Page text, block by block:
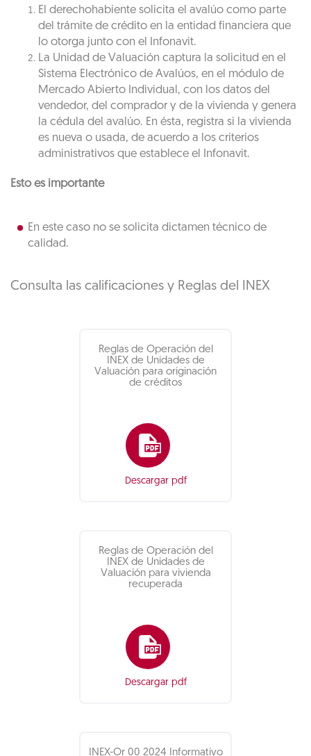
El derechohabiente solicita el avalúo como parte
del trámite de crédito en la entidad financiera que
lo otorga junto con el Infonavit.
La Unidad de Valuación captura la solicitud en el
Sistema Electrónico de Avalúos, en el módulo de
Mercado Abierto Individual, con los datos del
vendedor, del comprador y de la vivienda y genera
la cédula del avalúo. En ésta, registra si la vivienda
es nueva o usada, de acuerdo a los criterios
administrativos que establece el Infonavit.
Esto es importante
En este caso no se solicita dictamen técnico de
calidad.
Consulta las calificaciones y Reglas del INEX
Reglas de Operación del
INEX de Unidades de
Valuación para originación
de créditos
Descargar pdf
Reglas de Operación del
INEX de Unidades de
Valuación para vivienda
recuperada
Descargar pdf
INEX-Or 00 2024 Informativo